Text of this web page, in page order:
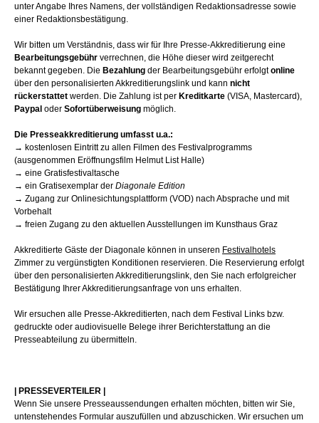
unter Angabe Ihres Namens, der vollständigen Redaktionsadresse sowie
einer Redaktionsbestätigung.
Wir bitten um Verständnis, dass wir für Ihre Presse-Akkreditierung eine
Bearbeitungsgebühr verrechnen, die Höhe dieser wird zeitgerecht
bekannt gegeben. Die Bezahlung der Bearbeitungsgebühr erfolgtonline
über den personalisierten Akkreditierungslink und kann nicht
rückerstattet werden. Die Zahlung ist per Kreditkarte (VISA, Mastercard),
Paypal oder Sofortüberweisung möglich.
Die Presseakkreditierung umfasst u.a.:
→ kostenlosen Eintritt zu allen Filmen des Festivalprogramms
(ausgenommen Eröffnungsfilm Helmut List Halle)
→ eine Gratisfestivaltasche
→ ein Gratisexemplar der Diagonale Edition
→ Zugang zur Onlinesichtungsplattform (VOD) nach Absprache und mit
Vorbehalt
→ freien Zugang zu den aktuellen Ausstellungen im Kunsthaus Graz
Akkreditierte Gäste der Diagonale können in unseren Festivalhotels
Zimmer zu vergünstigten Konditionen reservieren. Die Reservierung erfolgt
über den personalisierten Akkreditierungslink, den Sie nach erfolgreicher
Bestätigung Ihrer Akkreditierungsanfrage von uns erhalten.
Wir ersuchen alle Presse-Akkreditierten, nach dem Festival Links bzw.
gedruckte oder audiovisuelle Belege ihrer Berichterstattung an die
Presseabteilung zu übermitteln.
| PRESSEVERTEILER |
Wenn Sie unsere Presseaussendungen erhalten möchten, bitten wir Sie,
untenstehendes Formular auszufüllen und abzuschicken. Wir ersuchen um